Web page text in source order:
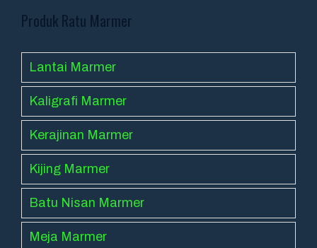
Produk Ratu Marmer
Lantai Marmer
Kaligrafi Marmer
Kerajinan Marmer
Kijing Marmer
Batu Nisan Marmer
Meja Marmer